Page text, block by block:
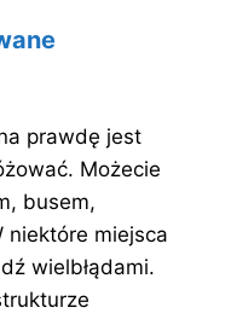
prawdę jest
Możecie
busem,
niektóre miejsca
wielbłądami.